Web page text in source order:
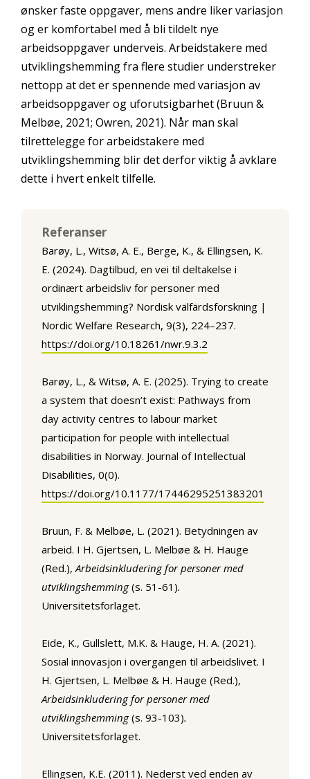
ønsker faste oppgaver, mens andre liker variasjon
og er komfortabel med å bli tildelt nye
arbeidsoppgaver underveis. Arbeidstakere med
utviklingshemming fra flere studier understreker
nettopp at det er spennende med variasjon av
arbeidsoppgaver og uforutsigbarhet (Bruun &
Melbøe, 2021; Owren, 2021). Når man skal
tilrettelegge for arbeidstakere med
utviklingshemming blir det derfor viktig å avklare
dette i hvert enkelt tilfelle.
Referanser
Barøy, L., Witsø, A. E., Berge, K., & Ellingsen, K.
E. (2024). Dagtilbud, en vei til deltakelse i
ordinært arbeidsliv for personer med
utviklingshemming? Nordisk välfärdsforskning |
Nordic Welfare Research, 9(3), 224–237.
https://doi.org/10.18261/nwr.9.3.2
Barøy, L., & Witsø, A. E. (2025). Trying to create
a system that doesn’t exist: Pathways from
day activity centres to labour market
participation for people with intellectual
disabilities in Norway. Journal of Intellectual
Disabilities, 0(0).
https://doi.org/10.1177/17446295251383201
Bruun, F. & Melbøe, L. (2021). Betydningen av
arbeid. I H. Gjertsen, L. Melbøe & H. Hauge
(Red.), Arbeidsinkludering for personer med
utviklingshemming(s. 51-61).
Universitetsforlaget.
Eide, K., Gullslett, M.K. & Hauge, H. A. (2021).
Sosial innovasjon i overgangen til arbeidslivet. I
H. Gjertsen, L. Melbøe & H. Hauge (Red.),
Arbeidsinkludering for personer med
utviklingshemming(s. 93-103).
Universitetsforlaget.
Ellingsen, K.E. (2011). Nederst ved enden av